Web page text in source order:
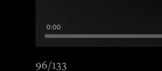
0:00
96/133